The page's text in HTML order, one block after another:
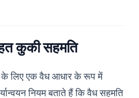
कुकी सहमति
के लिए एक वैध आधार के रूप में
नियम बताते हैं कि वैध सहमति